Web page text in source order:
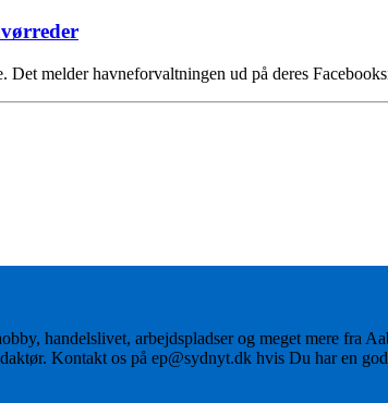
Det melder havneforvaltningen ud på deres
handelslivet, arbejdspladser og meget mere fra
Kontakt os på ep@sydnyt.dk hvis Du har en